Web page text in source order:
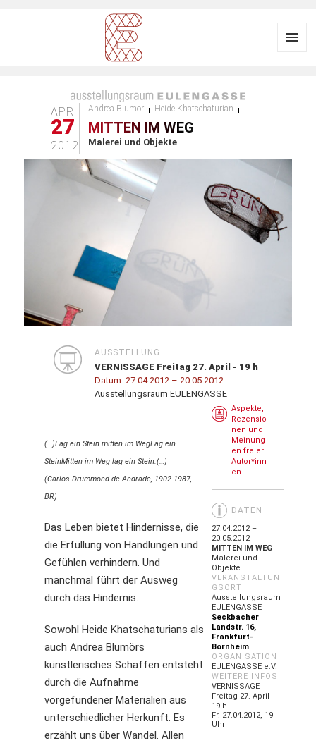
EULENGASSE
APR.
27
2012
Andrea Blumör Heide Khatschaturian
MITTEN IM WEG
Malerei und Objekte
AUSSTELLUNG
VERNISSAGE Freitag 27. April - 19 h
Datum: 27.04.2012 – 20.05.2012
Ausstellungsraum EULENGASSE
Aspekte,
Rezensio
nen und
Meinung
en freier
Autor*inn
en
DATEN
27.04.2012 –
20.05.2012
MITTEN IM WEG
Malerei und
Objekte
VERANSTALTUN
GSORT
Ausstellungsraum
EULENGASSE
Seckbacher
Landstr. 16,
Frankfurt-
Bornheim
ORGANISATION
EULENGASSE e.V.
WEITERE INFOS
VERNISSAGE
Freitag 27. April -
19 h
Fr. 27.04.2012, 19
Uhr
(…)Lag ein Stein mitten im WegLag ein
SteinMitten im Weg lag ein Stein.(…)
(Carlos Drummond de Andrade, 1902-1987,
BR)
Das Leben bietet Hindernisse, die
die Erfüllung von Handlungen und
Gefühlen verhindern. Und
manchmal führt der Ausweg
durch das Hindernis.
Sowohl Heide Khatschaturians als
auch Andrea Blumörs
künstlerisches Schaffen entsteht
durch die Aufnahme
vorgefundener Materialien aus
unterschiedlicher Herkunft. Es
erzählt uns über Wandel. Allen